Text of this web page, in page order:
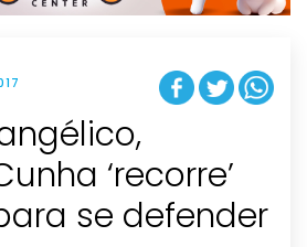
‘recorre’
se defender